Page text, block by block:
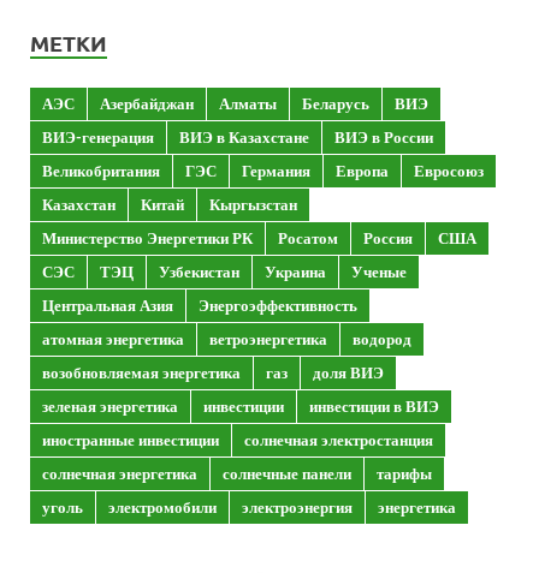
МЕТКИ
АЭС Азербайджан Алматы Беларусь
ВИЭ
ВИЭ-генерация
ВИЭ в Казахстане
ВИЭ в России
Великобритания
ГЭС Германия Европа
Евросоюз
Казахстан
Китай
Кыргызстан
Министерство Энергетики РК
Росатом Россия
США
СЭС
ТЭЦ Узбекистан Украина
Ученые
Центральная Азия
Энергоэффективность
атомная энергетика
ветроэнергетика
водород
возобновляемая энергетика
газ
доля ВИЭ
зеленая энергетика
инвестиции
инвестиции в ВИЭ
иностранные инвестиции
солнечная электростанция
солнечная энергетика
солнечные панели
тарифы
уголь
электромобили электроэнергия энергетика